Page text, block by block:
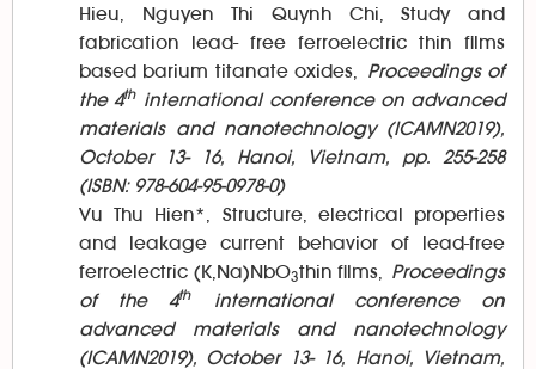
Hieu, Nguyen Thi Quynh Chi, Study and
fabrication lead- free ferroelectric thin films
based barium titanate oxides, Proceedings of
the 4thinternational conference on advanced
materials and nanotechnology (ICAMN2019),
October 13- 16, Hanoi, Vietnam, pp. 255-258
(ISBN: 978-604-95-0978-0)
Vu Thu Hien*, Structure, electrical properties
and leakage current behavior of lead-free
ferroelectric (K,Na)NbO3thin films, Proceedings
of the 4thinternational conference on
advanced materials and nanotechnology
(ICAMN2019), October 13- 16, Hanoi, Vietnam,